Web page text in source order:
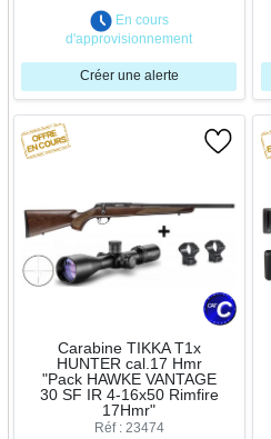
En cours
d'approvisionnement
Créer une alerte
Carabine TIKKA T1x
HUNTER cal.17 Hmr
"Pack HAWKE VANTAGE
30 SF IR 4-16x50 Rimfire
17Hmr"
Réf : 23474